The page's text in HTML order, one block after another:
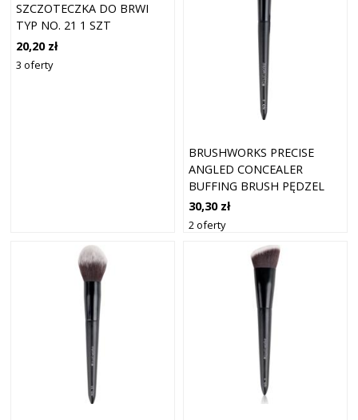
SZCZOTECZKA DO BRWI
TYP NO. 21 1 SZT
20,20 zł
3 oferty
BRUSHWORKS PRECISE
ANGLED CONCEALER
BUFFING BRUSH PĘDZEL
DO KOREKTORA TYP NO. 8
1 SZT.
30,30 zł
2 oferty